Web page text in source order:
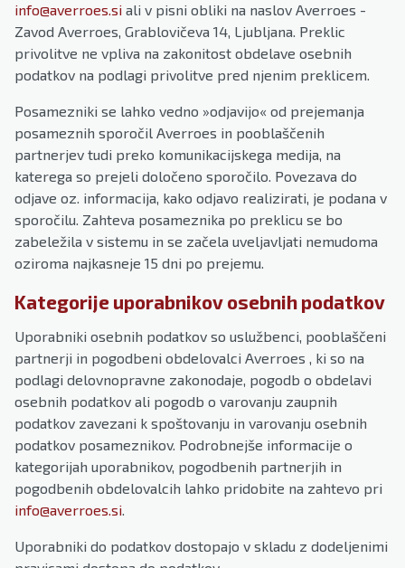
info@averroes.si ali v pisni obliki na naslov Averroes -
Zavod Averroes, Grablovičeva 14, Ljubljana. Preklic
privolitve ne vpliva na zakonitost obdelave osebnih
podatkov na podlagi privolitve pred njenim preklicem.
Posamezniki se lahko vedno »odjavijo« od prejemanja
posameznih sporočil Averroes in pooblaščenih
partnerjev tudi preko komunikacijskega medija, na
katerega so prejeli določeno sporočilo. Povezava do
odjave oz. informacija, kako odjavo realizirati, je podana v
sporočilu. Zahteva posameznika po preklicu se bo
zabeležila v sistemu in se začela uveljavljati nemudoma
oziroma najkasneje 15 dni po prejemu.
Kategorije uporabnikov osebnih podatkov
Uporabniki osebnih podatkov so uslužbenci, pooblaščeni
partnerji in pogodbeni obdelovalci Averroes , ki so na
podlagi delovnopravne zakonodaje, pogodb o obdelavi
osebnih podatkov ali pogodb o varovanju zaupnih
podatkov zavezani k spoštovanju in varovanju osebnih
podatkov posameznikov. Podrobnejše informacije o
kategorijah uporabnikov, pogodbenih partnerjih in
pogodbenih obdelovalcih lahko pridobite na zahtevo pri
info@averroes.si.
Uporabniki do podatkov dostopajo v skladu z dodeljenimi